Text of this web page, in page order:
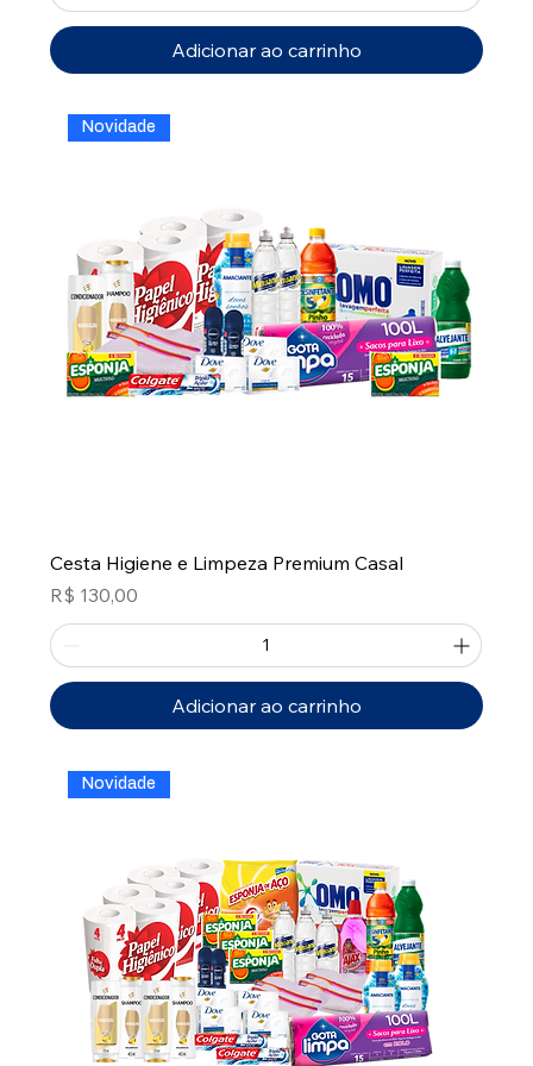
Adicionar ao carrinho
Novidade
Cesta Higiene e Limpeza Premium Casal
Preço
R$ 130,00
Adicionar ao carrinho
Novidade